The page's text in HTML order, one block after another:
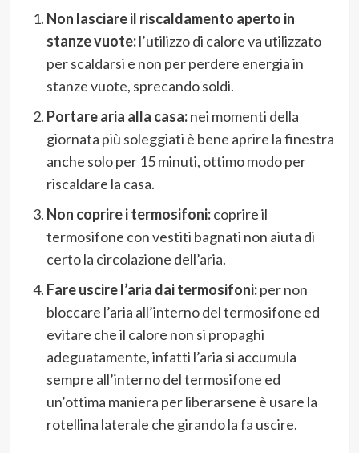
Non lasciare il riscaldamento aperto in
stanze vuote:l’utilizzo di calore va utilizzato
per scaldarsi e non per perdere energia in
stanze vuote, sprecando soldi.
Portare aria alla casa:nei momenti della
giornata più soleggiati è bene aprire la finestra
anche solo per 15 minuti, ottimo modo per
riscaldare la casa.
Non coprire i termosifoni:coprire il
termosifone con vestiti bagnati non aiuta di
certo la circolazione dell’aria.
Fare uscire l’aria dai termosifoni:per non
bloccare l’aria all’interno del termosifone ed
evitare che il calore non si propaghi
adeguatamente, infatti l’aria si accumula
sempre all’interno del termosifone ed
un’ottima maniera per liberarsene è usare la
rotellina laterale che girando la fa uscire.